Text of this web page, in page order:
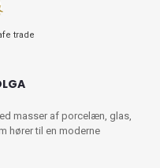
trade
masser af porcelæn, glas,
hører til en moderne